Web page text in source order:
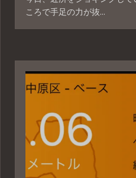
ころで手足の力が抜...